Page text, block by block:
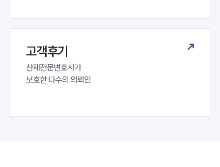
법률 블로그
법률서식
대륜법률상담예약
고객후기
산재전문변호사가
보호한 다수의 의뢰인